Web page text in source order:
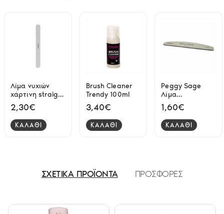
Λίμα νυχιών
χάρτινη straight
100/180 17.7cm
Titania
2,30€
ΚΑΛΑΘΙ
Brush Cleaner
Trendy 100ml
3,40€
ΚΑΛΑΘΙ
Peggy Sage
Λίμα
Boomerang
Zebra 2 Faces
100/100
1,60€
ΚΑΛΑΘΙ
ΣΧΕΤΙΚΑ ΠΡΟΪΟΝΤΑ ΠΡΟΣΦΟΡΕΣ